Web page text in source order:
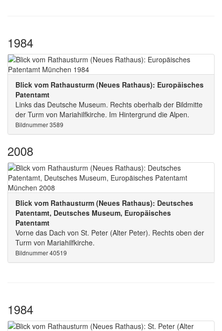
1984
Blick vom Rathausturm (Neues Rathaus): Europäisches
Patentamt
Links das Deutsche Museum. Rechts oberhalb der Bildmitte
der Turm von Mariahilfkirche. Im Hintergrund die Alpen.
Bildnummer 3589
2008
Blick vom Rathausturm (Neues Rathaus): Deutsches
Patentamt, Deutsches Museum, Europäisches
Patentamt
Vorne das Dach von St. Peter (Alter Peter). Rechts oben der
Turm von Mariahilfkirche.
Bildnummer 40519
1984